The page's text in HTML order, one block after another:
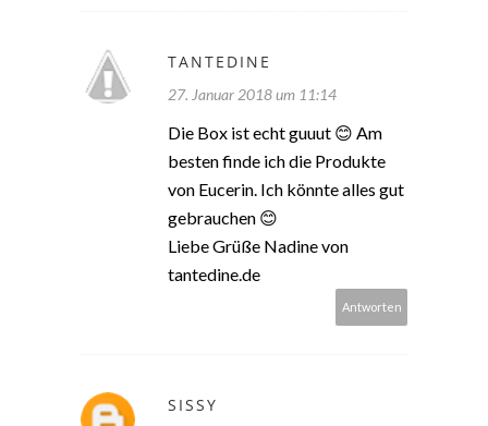
TANTEDINE
27. Januar 2018 um 11:14
Die Box ist echt guuut 😊 Am
besten finde ich die Produkte
von Eucerin. Ich könnte alles gut
gebrauchen 😊
Liebe Grüße Nadine von
tantedine.de
Antworten
SISSY